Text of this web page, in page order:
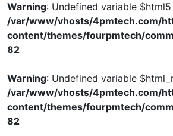
Warning: Undefined variable
/var/www/vhosts/4pmtech.com/
content/themes/fourpmtech/
82
Warning: Undefined variable
/var/www/vhosts/4pmtech.com/
content/themes/fourpmtech/
82